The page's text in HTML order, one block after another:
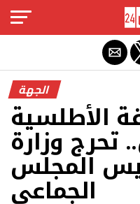
الجهة
الأطلسية
تحرج وزارة
المجلس
الجماعي
Exit